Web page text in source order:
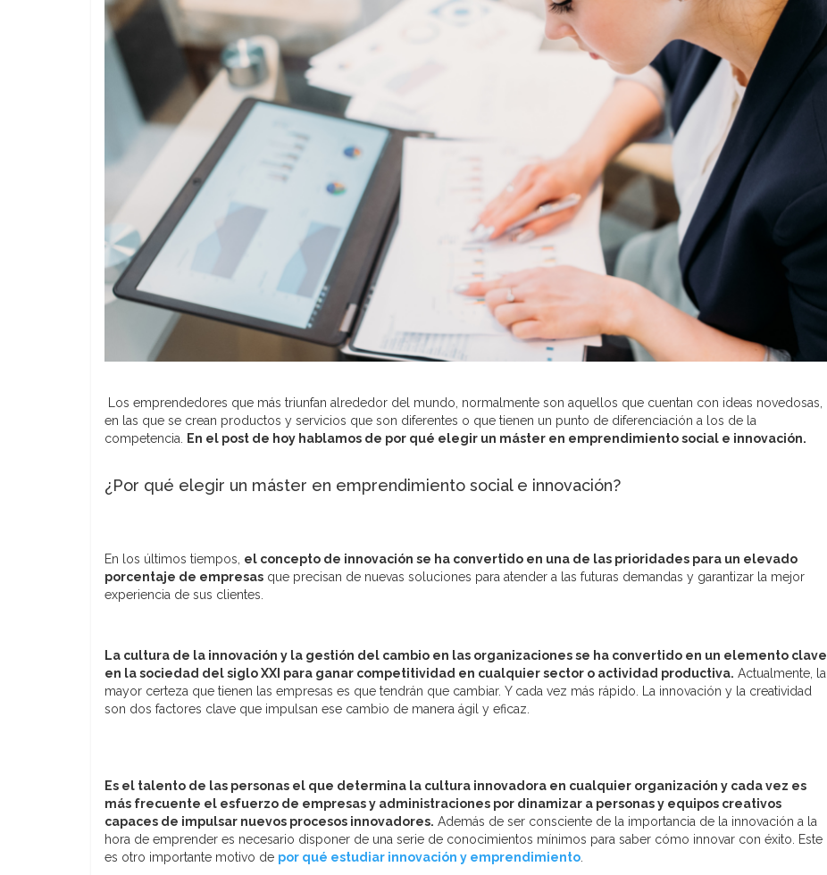
Los emprendedores que más triunfan alrededor del mundo, normalmente son aquellos que cuentan con ideas novedosas,
en las que se crean productos y servicios que son diferentes o que tienen un punto de diferenciación a los de la
competencia.
En el post de hoy hablamos de por qué elegir un máster en emprendimiento social e innovación.
¿Por qué elegir un máster en emprendimiento social e innovación?
En los últimos tiempos, el concepto de innovación se ha convertido en una de las prioridades para un elevado
porcentaje de empresas que precisan de nuevas soluciones para atender a las futuras demandas y garantizar la mejor
experiencia de sus clientes.
La cultura de la innovación y la gestión del cambio en las organizaciones se ha convertido en un elemento clave
en la sociedad del siglo XXI para ganar competitividad en cualquier sector o actividad productiva. Actualmente, la
mayor certeza que tienen las empresas es que tendrán que cambiar. Y cada vez más rápido. La innovación y la creatividad
son dos factores clave que impulsan ese cambio de manera ágil y eficaz.
Es el talento de las personas el que determina la cultura innovadora en cualquier organización y cada vez es
más frecuente el esfuerzo de empresas y administraciones por dinamizar a personas y equipos creativos
capaces de impulsar nuevos procesos innovadores. Además de ser consciente de la importancia de la innovación a la
hora de emprender es necesario disponer de una serie de conocimientos mínimos para saber cómo innovar con éxito. Este
es otro importante motivo de por qué estudiar innovación y emprendimiento.